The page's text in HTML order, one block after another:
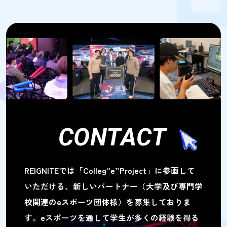
CONTACT
REIGNITEでは「Colleg“e”Project」に参画して
いただける、 新しいパートナー（大学及び専門学
校関連のeスポーツ団体様）を募集しておりま
す。 eスポーツを通して学生が多くの経験を得る